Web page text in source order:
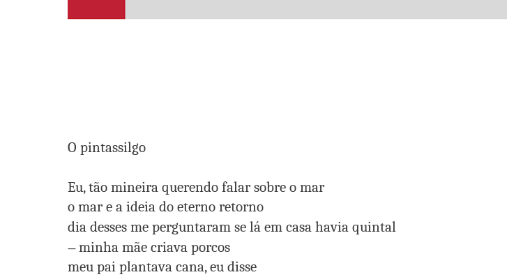
O pintassilgo
Eu, tão mineira querendo falar sobre o mar
o mar e a ideia do eterno retorno
dia desses me perguntaram se lá em casa havia quintal
— minha mãe criava porcos
meu pai plantava cana, eu disse